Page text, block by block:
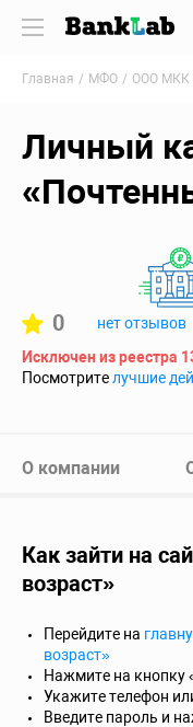
Главная МФО ООО МКК
Личный
0
нет отзывов
Исключен из реестра
Посмотрителучшие
О компании
Как зайти на
возраст»
Перейдите на
возраст»
Нажмите на кнопку
Укажите телефон
Введите пароль и